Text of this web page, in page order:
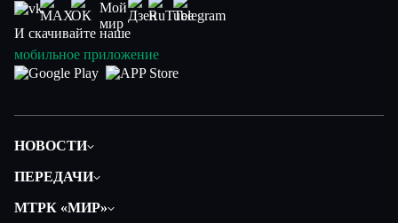
И скачивайте наше
мобильное приложение
НОВОСТИ
Экономика
ПЕРЕДАЧИ
МТРК «МИР»